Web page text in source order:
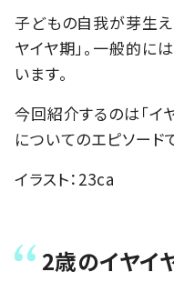
子どもの自我が芽生え
ヤイヤ期」。一般的に
います。
今回紹介するのは「イ
についてのエピソード
イラスト：23ca
2歳のイヤイ